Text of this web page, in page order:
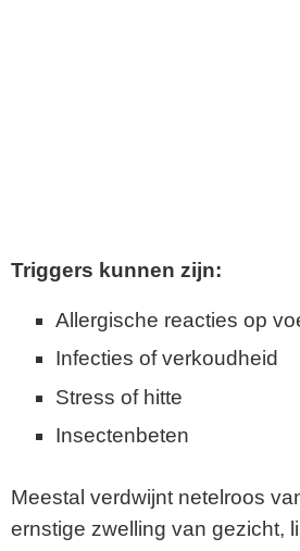
Triggers kunnen zijn:
Allergische reacties op
Infecties of verkoudheid
Stress of hitte
Insectenbeten
Meestal verdwijnt netelroos
ernstige zwelling van gezicht,